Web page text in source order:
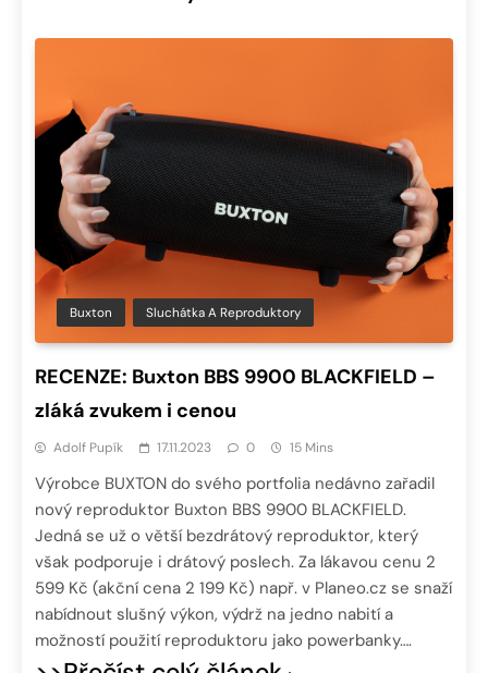
Buxton Sluchátka A Reproduktory
RECENZE: Buxton BBS 9900 BLACKFIELD –
zláká zvukem i cenou
Adolf Pupík 17.11.2023 0 15 Mins
Výrobce BUXTON do svého portfolia nedávno zařadil
nový reproduktor Buxton BBS 9900 BLACKFIELD.
Jedná se už o větší bezdrátový reproduktor, který
však podporuje i drátový poslech. Za lákavou cenu 2
599 Kč (akční cena 2 199 Kč) např. v Planeo.cz se snaží
nabídnout slušný výkon, výdrž na jedno nabití a
možností použití reproduktoru jako powerbanky….